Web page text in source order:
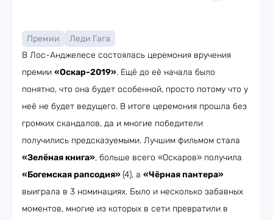
Премии
Леди Гага
В Лос-Анджелесе состоялась церемония вручения
премии «Оскар-2019». Ещё до её начала было
понятно, что она будет особенной, просто потому что у
неё не будет ведущего. В итоге церемония прошла без
громких скандалов, да и многие победители
получились предсказуемыми. Лучшим фильмом стала
«Зелёная книга», больше всего «Оскаров» получила
«Богемская рапсодия»(4), а «Чёрная пантера»
выиграла в 3 номинациях. Было и несколько забавных
моментов, многие из которых в сети превратили в